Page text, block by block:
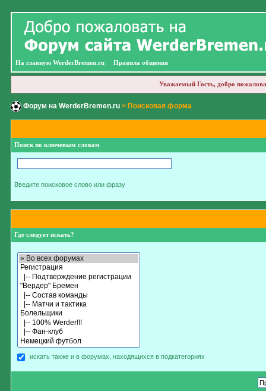
На главную WerderBremen.ru Правила общения
Уважаемый Гость, добро
Форум на WerderBremen.ru> Поисковая форма
Поиск по ключевым словам
Введите поисковое слово или фразу
Где следует искать?
искать также и в форумах, находящихся в подкатегориях